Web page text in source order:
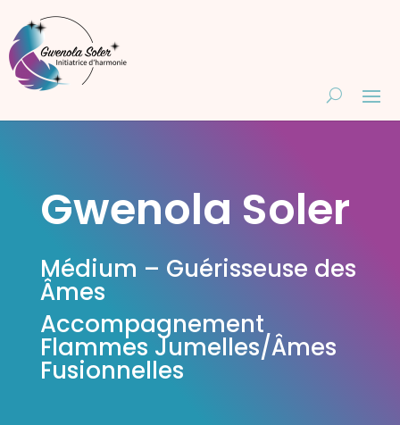
Gwenola Soler
Médium – Guérisseuse des
Âmes
Accompagnement
Flammes Jumelles/Âmes
Fusionnelles